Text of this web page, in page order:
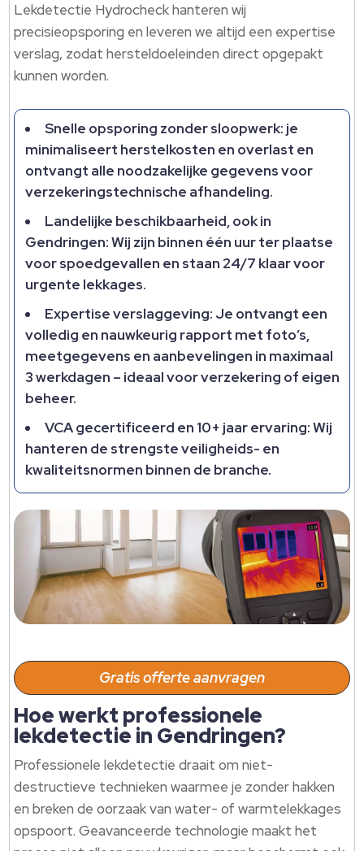
Lekdetectie Hydrocheck hanteren wij
precisieopsporing en leveren we altijd een expertise
verslag, zodat hersteldoeleinden direct opgepakt
kunnen worden.​
Snelle opsporing zonder sloopwerk: je
minimaliseert herstelkosten en overlast en
ontvangt alle noodzakelijke gegevens voor
verzekeringstechnische afhandeling.​
Landelijke beschikbaarheid, ook in
Gendringen: Wij zijn binnen één uur ter plaatse
voor spoedgevallen en staan 24/7 klaar voor
urgente lekkages.​
Expertise verslaggeving: Je ontvangt een
volledig en nauwkeurig rapport met foto’s,
meetgegevens en aanbevelingen in maximaal
3 werkdagen – ideaal voor verzekering of eigen
beheer.​
VCA gecertificeerd en 10+ jaar ervaring: Wij
hanteren de strengste veiligheids- en
kwaliteitsnormen binnen de branche.​
Gratis offerte aanvragen
Hoe werkt professionele
lekdetectie in Gendringen?
Professionele lekdetectie draait om niet-
destructieve technieken waarmee je zonder hakken
en breken de oorzaak van water- of warmtelekkages
opspoort.​ Geavanceerde technologie maakt het